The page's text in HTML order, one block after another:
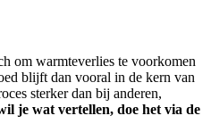
om warmteverlies te voorkomen
blijft dan vooral in de kern van
sterker dan bij anderen,
je wat vertellen, doe het via de